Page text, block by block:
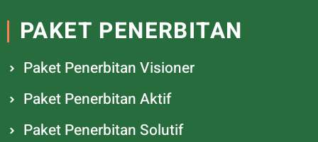
PAKET PENERBITAN
Paket Penerbitan Visioner
Paket Penerbitan Aktif
Paket Penerbitan Solutif